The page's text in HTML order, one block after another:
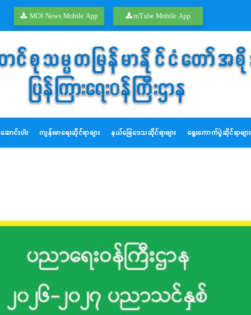
MOI News Mobile App mTube Mobile App
ဆောင်းပါး ကျန်းမာရေးဆိုင်ရာများ နယ်မြေဒေသဆိုင်ရာများ ရွေးကောက်ပွဲဆိုင်ရာများ